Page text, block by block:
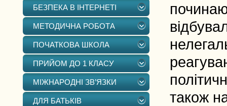
БЕЗПЕКА В ІНТЕРНЕТІ
МЕТОДИЧНА РОБОТА
ПОЧАТКОВА ШКОЛА
ПРИЙОМ ДО 1 КЛАСУ
МІЖНАРОДНІ ЗВ’ЯЗКИ
ДЛЯ БАТЬКІВ
також